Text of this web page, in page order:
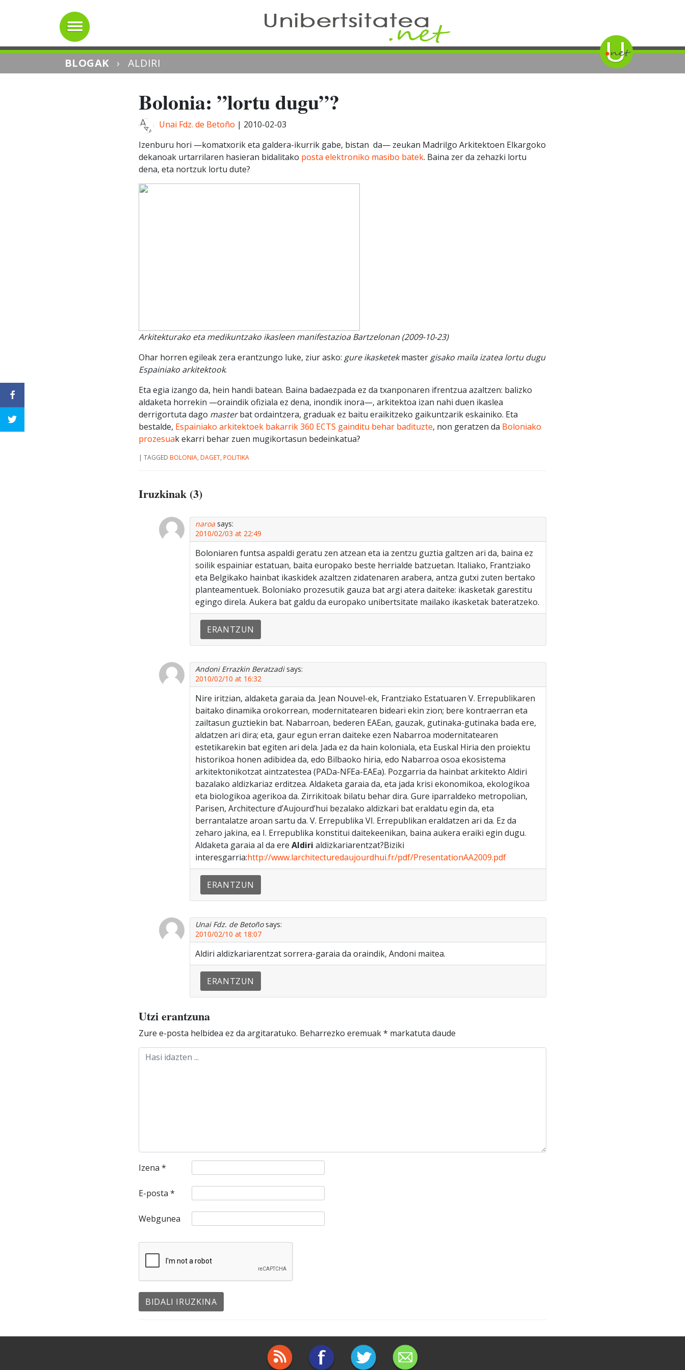
BLOGAK › ALDIRI
Bolonia: ”lortu dugu”?
Unai Fdz. de Betoño | 2010-02-03
Izenburu hori —komatxorik eta galdera-ikurrik gabe, bistan da— zeukan Madrilgo Arkitektoen Elkargoko
dekanoak urtarrilaren hasieran bidalitako posta elektroniko masibo batek. Baina zer da zehazki lortu
dena, eta nortzuk lortu dute?
Arkitekturako eta medikuntzako ikasleen manifestazioa Bartzelonan (2009-10-23)
Ohar horren egileak zera erantzungo luke, ziur asko: gure ikasketekmaster gisako maila izatea lortu dugu
Espainiako arkitektook.
Eta egia izango da, hein handi batean. Baina badaezpada ez da txanponaren ifrentzua azaltzen: balizko
aldaketa horrekin —oraindik ofiziala ez dena, inondik inora—, arkitektoa izan nahi duen ikaslea
derrigortuta dago masterbat ordaintzera, graduak ez baitu eraikitzeko gaikuntzarik eskainiko. Eta
bestalde, Espainiako arkitektoek bakarrik 360 ECTS gainditu behar badituzte, non geratzen da Boloniako
prozesuak ekarri behar zuen mugikortasun bedeinkatua?
| TAGGED BOLONIA, DAGET, POLITIKA
Iruzkinak (3)
naroa says:
2010/02/03 at 22:49
Boloniaren funtsa aspaldi geratu zen atzean eta ia zentzu guztia galtzen ari da, baina ez
soilik espainiar estatuan, baita europako beste herrialde batzuetan. Italiako, Frantziako
eta Belgikako hainbat ikaskidek azaltzen zidatenaren arabera, antza gutxi zuten bertako
planteamentuek. Boloniako prozesutik gauza bat argi atera daiteke: ikasketak garestitu
egingo direla. Aukera bat galdu da europako unibertsitate mailako ikasketak bateratzeko.
ERANTZUN
Andoni Errazkin Beratzadi says:
2010/02/10 at 16:32
Nire iritzian, aldaketa garaia da. Jean Nouvel-ek, Frantziako Estatuaren V. Errepublikaren
baitako dinamika orokorrean, modernitatearen bideari ekin zion; bere kontraerran eta
zailtasun guztiekin bat. Nabarroan, bederen EAEan, gauzak, gutinaka-gutinaka bada ere,
aldatzen ari dira; eta, gaur egun erran daiteke ezen Nabarroa modernitatearen
estetikarekin bat egiten ari dela. Jada ez da hain koloniala, eta Euskal Hiria den proiektu
historikoa honen adibidea da, edo Bilbaoko hiria, edo Nabarroa osoa ekosistema
arkitektonikotzat aintzatestea (PADa-NFEa-EAEa). Pozgarria da hainbat arkitekto Aldiri
bazalako aldizkariaz erditzea. Aldaketa garaia da, eta jada krisi ekonomikoa, ekologikoa
eta biologikoa agerikoa da. Zirrikitoak bilatu behar dira. Gure iparraldeko metropolian,
Parisen, Architecture d’Aujourd’hui bezalako aldizkari bat eraldatu egin da, eta
berrantalatze aroan sartu da. V. Errepublika VI. Errepublikan eraldatzen ari da. Ez da
zeharo jakina, ea I. Errepublika konstitui daitekeenikan, baina aukera eraiki egin dugu.
Aldaketa garaia al da ere Aldiri aldizkariarentzat?Biziki
interesgarria:http://www.larchitecturedaujourdhui.fr/pdf/PresentationAA2009.pdf
ERANTZUN
Unai Fdz. de Betoño says:
2010/02/10 at 18:07
Aldiri aldizkariarentzat sorrera-garaia da oraindik, Andoni maitea.
ERANTZUN
Utzi erantzuna
Zure e-posta helbidea ez da argitaratuko. Beharrezko eremuak* markatuta daude
Izena *
E-posta *
Webgunea